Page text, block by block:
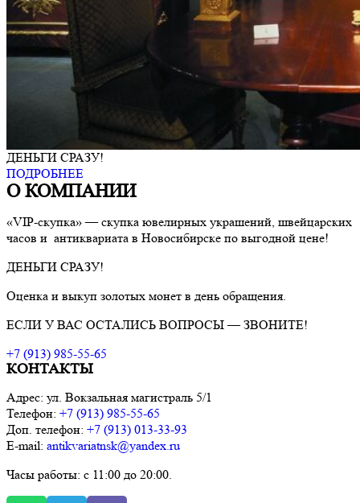
ДЕНЬГИ СРАЗУ!
ПОДРОБНЕЕ
О КОМПАНИИ
«VIP-скупка» — скупка ювелирных украшений, швейцарских
часов и антиквариата в Новосибирске по выгодной цене!
ДЕНЬГИ СРАЗУ!
Оценка и выкуп золотых монет в день обращения.
ЕСЛИ У ВАС ОСТАЛИСЬ ВОПРОСЫ — ЗВОНИТЕ!
+7 (913) 985-55-65
КОНТАКТЫ
Адрес: ул. Вокзальная магистраль 5/1
Телефон: +7 (913) 985-55-65
Доп. телефон: +7 (913) 013-33-93
E-mail: antikvariatnsk@yandex.ru
Часы работы: с 11:00 до 20:00.